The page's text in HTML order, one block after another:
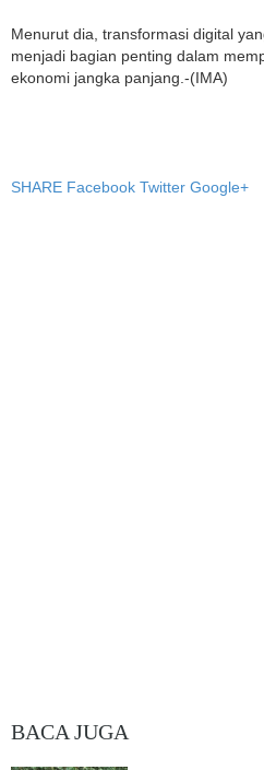
Menurut dia, transformasi digital
menjadi bagian penting dalam
ekonomi jangka panjang.-(IMA)
SHARE Facebook Twitter Google+
BACA JUGA